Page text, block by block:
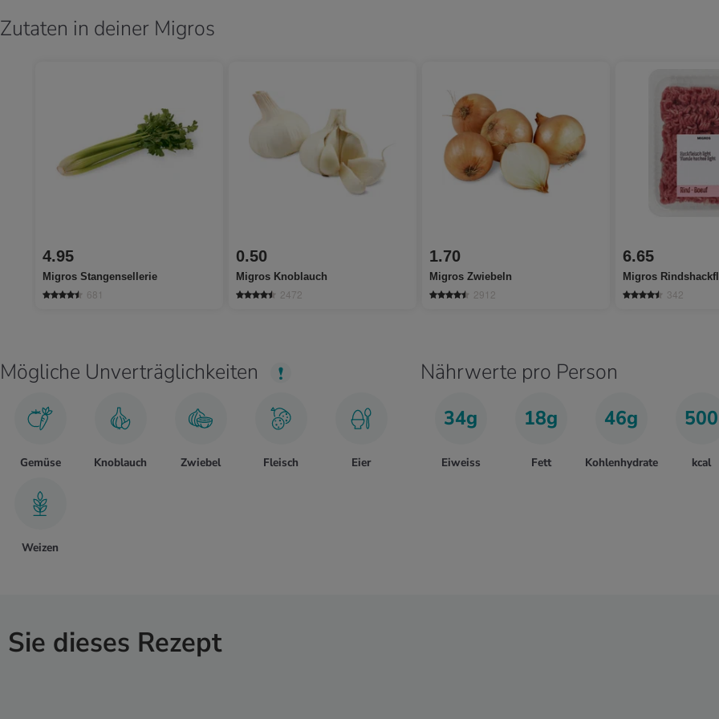
Zutaten in deiner Migros
4.95
Migros Stangensellerie
681
0.50
Migros Knoblauch
2472
1.70
Migros Zwiebeln
2912
6.65
Migros
342
Mögliche Unverträglichkeiten
Gemüse Knoblauch Zwiebel Fleisch Eier
Weizen
Nährwerte pro Person
34g
Eiweiss
18g
Fett
46g
Kohlenhydrate
500
kcal
dieses Rezept